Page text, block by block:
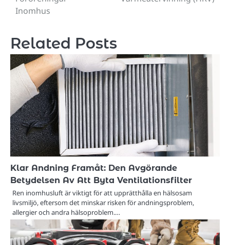
Inomhus
Related Posts
Klar Andning Framåt: Den Avgörande
Betydelsen Av Att Byta Ventilationsfilter
Ren inomhusluft är viktigt för att upprätthålla en hälsosam
livsmiljö, eftersom det minskar risken för andningsproblem,
allergier och andra hälsoproblem.…